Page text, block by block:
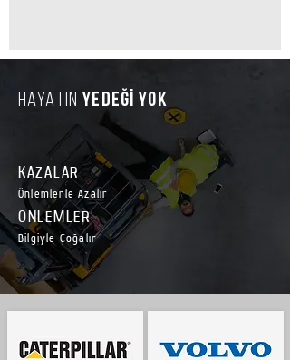
HAYATINYEDEĞİ YOK
KAZALAR
Önlemlerle Azalır
ÖNLEMLER
Bilgiyle Çoğalır